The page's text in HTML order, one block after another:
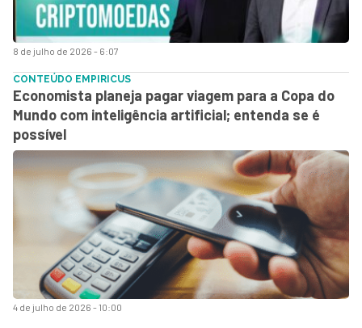
8 de julho de 2026 - 6:07
4 de julho de 2026 - 10:00
CONTEÚDO EMPIRICUS
Economista planeja pagar viagem para a Copa do
Mundo com inteligência artificial; entenda se é
possível